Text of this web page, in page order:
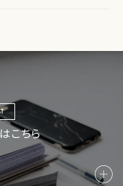
こちら